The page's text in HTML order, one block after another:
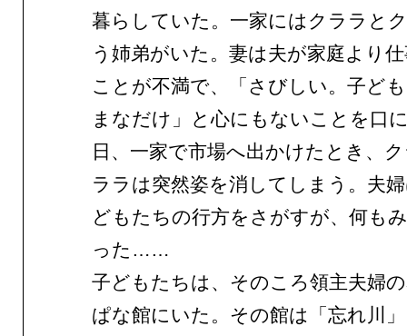
暮らしていた。一家にはクララと
う姉弟がいた。妻は夫が家庭より
ことが不満で、「さびしい。子ど
まなだけ」と心にもないことを口
日、一家で市場へ出かけたとき、
ララは突然姿を消してしまう。夫
どもたちの行方をさがすが、何も
った……
子どもたちは、そのころ領主夫婦
ぱな館にいた。その館は「忘れ川